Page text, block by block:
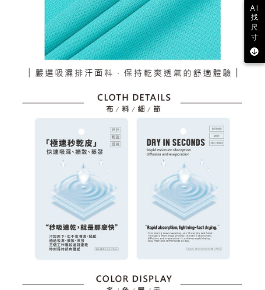
AI
找
尺
寸